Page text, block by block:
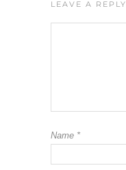
LEAVE A REPLY
Name *